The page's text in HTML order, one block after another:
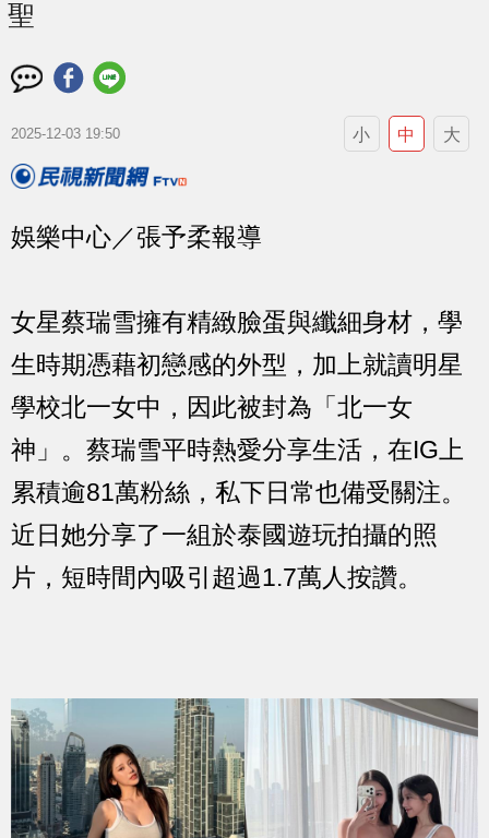
聖
2025-12-03 19:50 小 中 大
娛樂中心／張予柔報導
女星蔡瑞雪擁有精緻臉蛋與纖細身材，學
生時期憑藉初戀感的外型，加上就讀明星
學校北一女中，因此被封為「北一女
神」。蔡瑞雪平時熱愛分享生活，在IG上
累積逾81萬粉絲，私下日常也備受關注。
近日她分享了一組於泰國遊玩拍攝的照
片，短時間內吸引超過1.7萬人按讚。